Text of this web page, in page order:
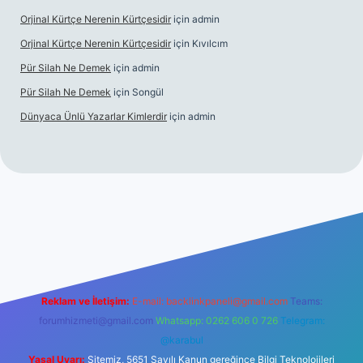
Orjinal Kürtçe Nerenin Kürtçesidir için admin
Orjinal Kürtçe Nerenin Kürtçesidir için Kıvılcım
Pür Silah Ne Demek için admin
Pür Silah Ne Demek için Songül
Dünyaca Ünlü Yazarlar Kimlerdir için admin
Reklam ve İletişim: E-mail: backlinkpaneli@gmail.com Teams:
forumhizmeti@gmail.com Whatsapp: 0262 606 0 726 Telegram:
@karabul
Yasal Uyarı: Sitemiz, 5651 Sayılı Kanun gereğince Bilgi Teknolojileri